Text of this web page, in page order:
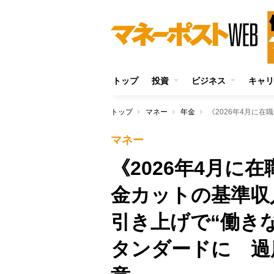
トップ 投資 ビジネス キャ
トップ マネー 年金
マネー
《2026年4月に
金カットの基準
引き上げで“働き
タンダードに 過